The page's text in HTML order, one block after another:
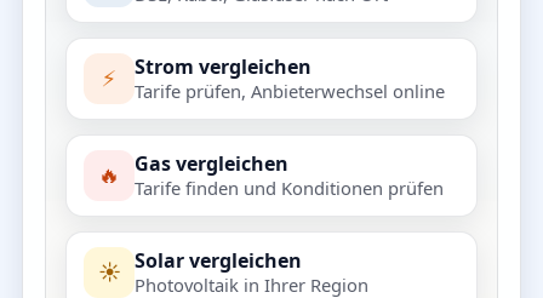
⚡ Strom vergleichen
Tarife prüfen, Anbieterwechsel online
🔥 Gas vergleichen
Tarife finden und Konditionen prüfen
☀️ Solar vergleichen
Photovoltaik in Ihrer Region